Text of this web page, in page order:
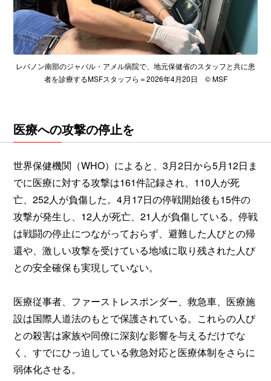
レバノン南部のジャバル・アメル病院で、地元保健省のスタッフと共に患
者を診療するMSFスタッフら＝2026年4月20日 © MSF
医療への攻撃の停止を
世界保健機関（WHO）によると、3月2日から5月12日ま
でに医療に対する攻撃は161件記録され、110人が死
亡、252人が負傷した。4月17日の停戦開始後も15件の
攻撃が発生し、12人が死亡、21人が負傷している。停戦
は戦闘の停止につながっておらず、避難した人びとの帰
還や、激しい攻撃を受けている地域に取り残された人び
との安全確保も実現していない。
医療従事者、ファーストレスポンダー、救急車、医療施
設は国際人道法のもとで保護されている。これらの人び
との殺害は家族や同僚に深刻な影響を与えるだけでな
く、すでにひっ迫している救急対応と医療体制をさらに
弱体化させる。